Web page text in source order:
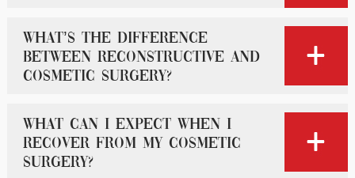
What’s the difference
between reconstructive and
cosmetic surgery?
What can I expect when I
recover from my cosmetic
surgery?